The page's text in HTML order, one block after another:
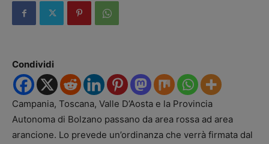
Condividi
Campania, Toscana, Valle D’Aosta e la Provincia
Autonoma di Bolzano passano da area rossa ad area
arancione. Lo prevede un’ordinanza che verrà firmata dal